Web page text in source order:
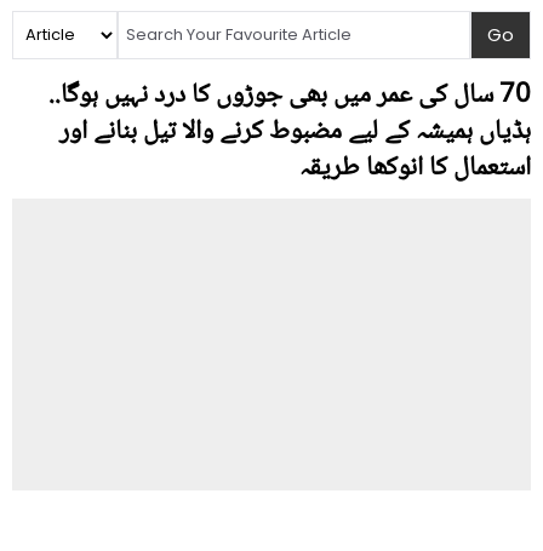
70 سال کی عمر میں بھی جوڑوں کا درد نہیں ہوگا..
ہڈیاں ہمیشہ کے لیے مضبوط کرنے والا تیل بنانے اور
استعمال کا انوکھا طریقہ